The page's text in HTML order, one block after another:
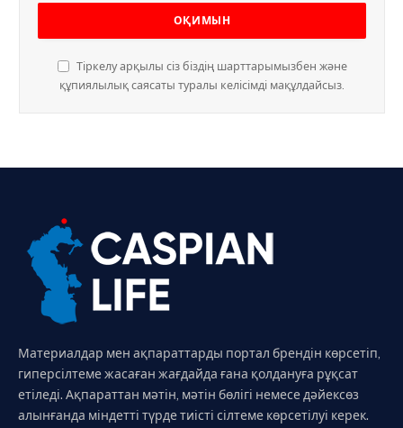
Тіркелу арқылы сіз біздің шарттарымызбен және
құпиялылық саясаты туралы келісімді мақұлдайсыз.
Материалдар мен ақпараттарды портал брендін көрсетіп,
гиперсілтеме жасаған жағдайда ғана қолдануға рұқсат
етіледі. Ақпараттан мәтін, мәтін бөлігі немесе дәйексөз
алынғанда міндетті түрде тиісті сілтеме көрсетілуі керек.